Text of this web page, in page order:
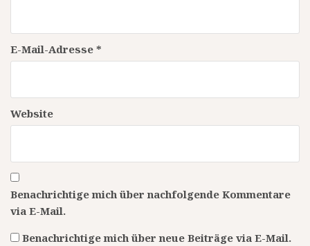
E-Mail-Adresse *
Website
Benachrichtige mich über nachfolgende Kommentare
via E-Mail.
Benachrichtige mich über neue Beiträge via E-Mail.